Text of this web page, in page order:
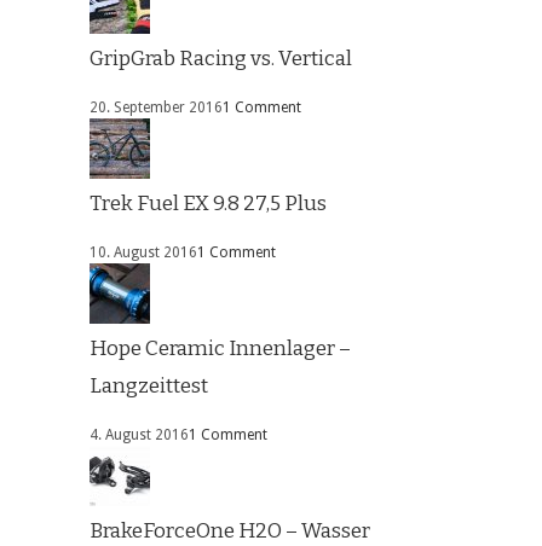
GripGrab Racing vs. Vertical
20. September 20161 Comment
Trek Fuel EX 9.8 27,5 Plus
10. August 20161 Comment
Hope Ceramic Innenlager –
Langzeittest
4. August 20161 Comment
BrakeForceOne H2O – Wasser